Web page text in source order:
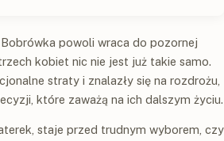
powoli wraca do pozornej
kobiet nic nie jest już takie samo.
straty i znalazły się na rozdrożu,
które zaważą na ich dalszym życiu.
staje przed trudnym wyborem, czy